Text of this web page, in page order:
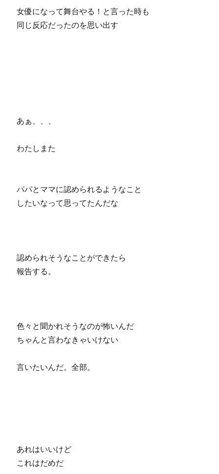
女優になって舞台やる！と言った時も
同じ反応だったのを思い出す
あぁ、、、
わたしまた
パパとママに認められるようなこと
したいなって思ってたんだな
認められそうなことができたら
報告する。
色々と聞かれそうなのが怖いんだ
ちゃんと言わなきゃいけない
言いたいんだ。全部。
あれはいいけど
これはだめだ